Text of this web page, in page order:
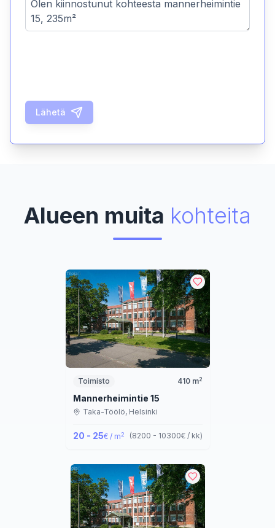
Lähetä
Alueen muita kohteita
Toimisto 410m2
Mannerheimintie 15
Taka-Töölö, Helsinki
20 - 25€ / m2 (8200 - 10300€ / kk)